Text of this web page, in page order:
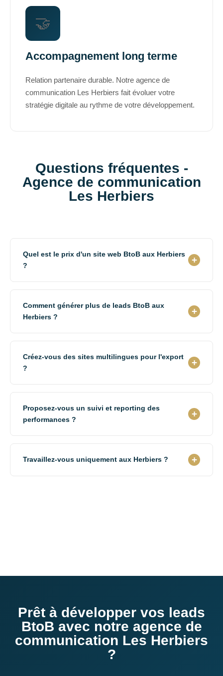
🤝
Accompagnement long terme
Relation partenaire durable. Notre agence de
communication Les Herbiers fait évoluer votre
stratégie digitale au rythme de votre développement.
Questions fréquentes -
Agence de communication
Les Herbiers
Quel est le prix d'un site web BtoB aux Herbiers
?
+
corporate) ou sur-mesure selon complexité. Inclus :
design professionnel, formulaires leads, présentation
Comment générer plus de leads BtoB aux
Herbiers ?
+
campagnes LinkedIn Ads ciblées décideurs, contenus
techniques valorisant votre expertise, landing pages
Créez-vous des sites multilingues pour l'export
?
+
exportatrices. Traduction professionnelle technique,
adaptation culturelle, multi-devises, formulaires
Proposez-vous un suivi et reporting des
performances ?
+
Herbiers fournit un reporting mensuel : trafic par source,
nombre de leads, taux de conversion, ROI campagnes,
Travaillez-vous uniquement aux Herbiers ? +
Prêt à développer vos leads
BtoB avec notre agence de
communication Les Herbiers
?